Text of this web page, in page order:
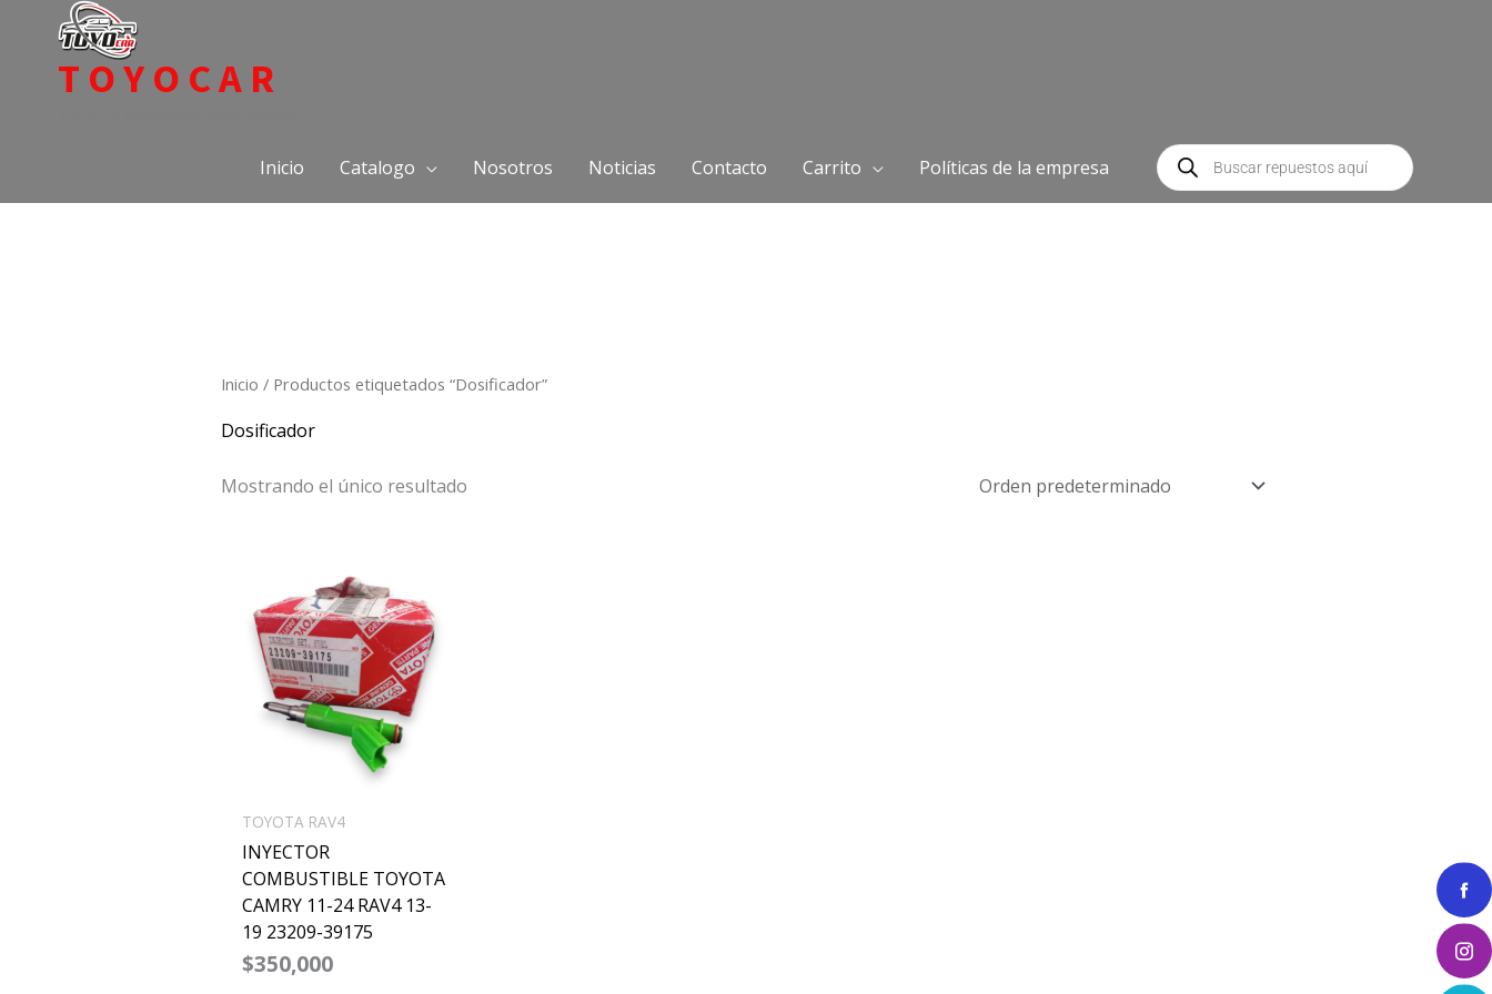
contenidoTOYOCAR
Inicio Catalogo Nosotros Noticias Contacto Carrito Políticas de la empresa
Búsqueda
de
productos
Inicio / Productos etiquetados “Dosificador”
Dosificador
Mostrando el único resultado
TOYOTA RAV4
INYECTOR
COMBUSTIBLE TOYOTA
CAMRY 11-24 RAV4 13-
19 23209-39175
$350,000